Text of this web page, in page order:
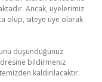
Ancak, üyelerimiz
olup, siteye üye olarak
düşündüğünüz
bildirmeniz
kaldırılacaktır.